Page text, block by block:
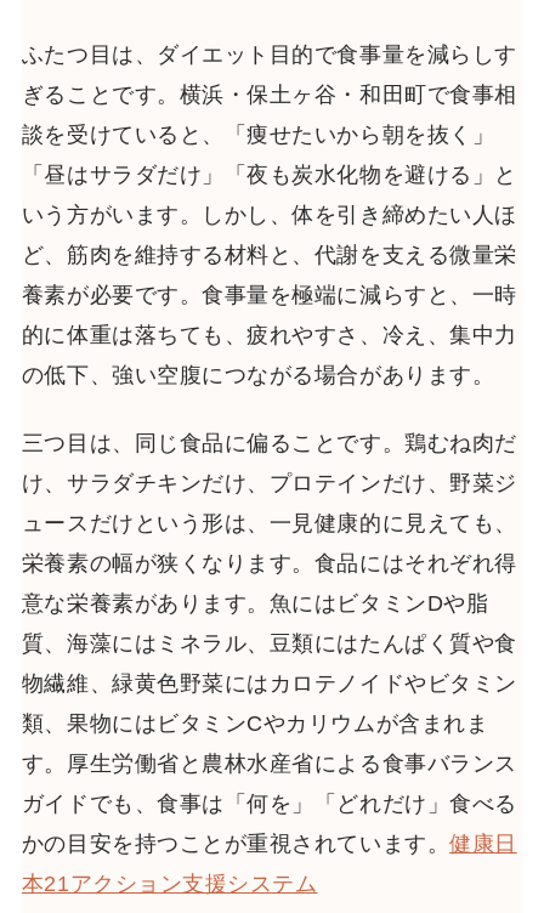
ふたつ目は、ダイエット目的で食事量を減らしす
ぎることです。横浜・保土ヶ谷・和田町で食事相
談を受けていると、「痩せたいから朝を抜く」
「昼はサラダだけ」「夜も炭水化物を避ける」と
いう方がいます。しかし、体を引き締めたい人ほ
ど、筋肉を維持する材料と、代謝を支える微量栄
養素が必要です。食事量を極端に減らすと、一時
的に体重は落ちても、疲れやすさ、冷え、集中力
の低下、強い空腹につながる場合があります。
三つ目は、同じ食品に偏ることです。鶏むね肉だ
け、サラダチキンだけ、プロテインだけ、野菜ジ
ュースだけという形は、一見健康的に見えても、
栄養素の幅が狭くなります。食品にはそれぞれ得
意な栄養素があります。魚にはビタミンDや脂
質、海藻にはミネラル、豆類にはたんぱく質や食
物繊維、緑黄色野菜にはカロテノイドやビタミン
類、果物にはビタミンCやカリウムが含まれま
す。厚生労働省と農林水産省による食事バランス
ガイドでも、食事は「何を」「どれだけ」食べる
かの目安を持つことが重視されています。健康日
本21アクション支援システム